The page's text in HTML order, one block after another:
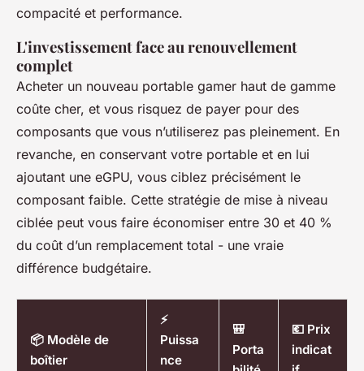
compacité et performance.
L'investissement face au renouvellement
complet
Acheter un nouveau portable gamer haut de gamme
coûte cher, et vous risquez de payer pour des
composants que vous n’utiliserez pas pleinement. En
revanche, en conservant votre portable et en lui
ajoutant une eGPU, vous ciblez précisément le
composant faible. Cette stratégie de mise à niveau
ciblée peut vous faire économiser entre 30 et 40 %
du coût d’un remplacement total - une vraie
différence budgétaire.
📦 Modèle de
boîtier
⚡
Puissa
nce
🎒
Porta
💶 Prix
indicat